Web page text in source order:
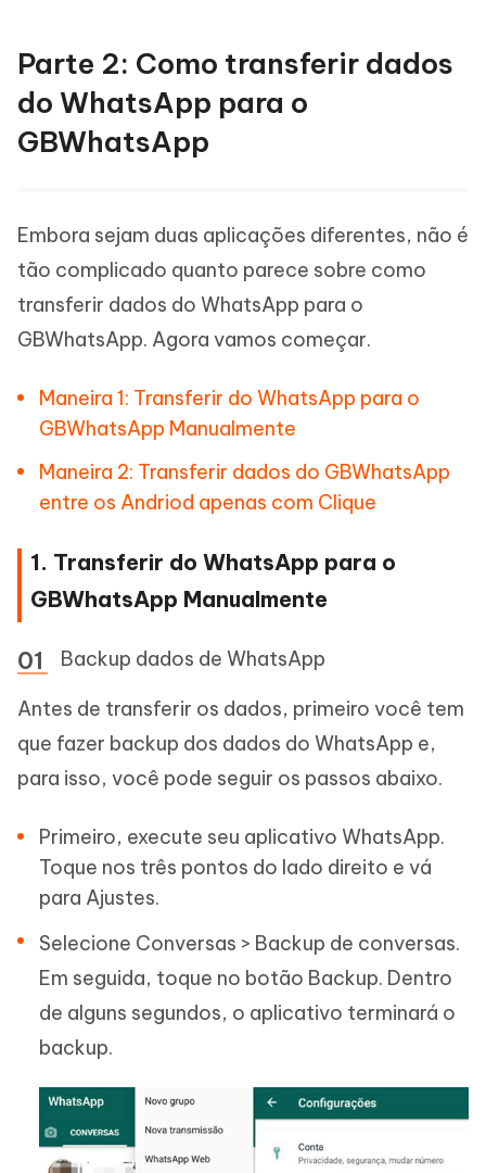
Parte 2: Como transferir dados
do WhatsApp para o
GBWhatsApp
Embora sejam duas aplicações diferentes, não é
tão complicado quanto parece sobre como
transferir dados do WhatsApp para o
GBWhatsApp. Agora vamos começar.
Maneira 1: Transferir do WhatsApp para o
GBWhatsApp Manualmente
Maneira 2: Transferir dados do GBWhatsApp
entre os Andriod apenas com Clique
1. Transferir do WhatsApp para o
GBWhatsApp Manualmente
Backup dados de WhatsApp
Antes de transferir os dados, primeiro você tem
que fazer backup dos dados do WhatsApp e,
para isso, você pode seguir os passos abaixo.
Primeiro, execute seu aplicativo WhatsApp.
Toque nos três pontos do lado direito e vá
para Ajustes.
Selecione Conversas > Backup de conversas.
Em seguida, toque no botão Backup. Dentro
de alguns segundos, o aplicativo terminará o
backup.